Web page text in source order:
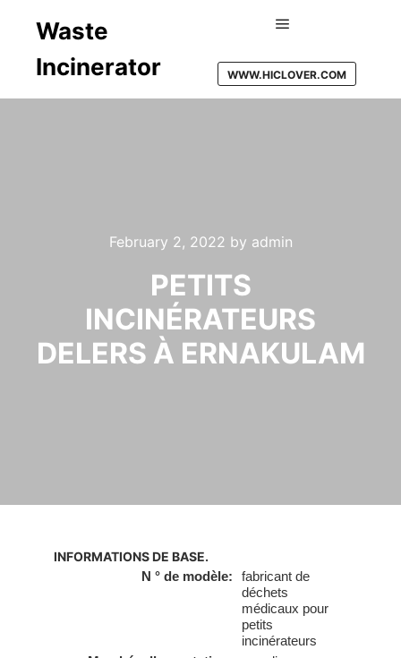
Waste
Incinerator
WWW.HICLOVER.COM
February 2, 2022 by admin
PETITS
INCINÉRATEURS
DELERS À ERNAKULAM
INFORMATIONS DE BASE.
N ° de modèle:
fabricant de
déchets
médicaux pour
petits
incinérateurs